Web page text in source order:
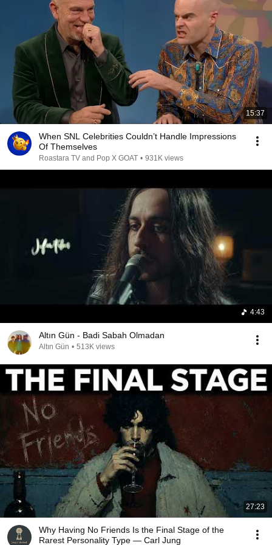
Ömrüm, belalım, sevdalım yürü
Seni gidi oyunbaz, cilvesine doyulmaz
Senin gibi oynak yar her yerde bulunmaz...
15:37
When SNL Celebrities Couldn’t Handle Impressions
Of Themselves
Roastara TV and Pop X GOAT • 931K views
4:43
Altın Gün - Badi Sabah Olmadan
Altın Gün • 513K views
27:23
Why Having No Friends Is the Final Stage of the
Rarest Personality Type — Carl Jung